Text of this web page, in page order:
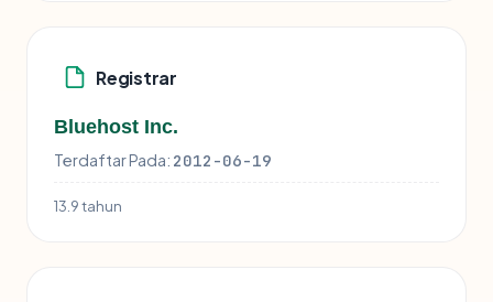
Registrar
Bluehost Inc.
Terdaftar Pada: 2012-06-19
13.9 tahun